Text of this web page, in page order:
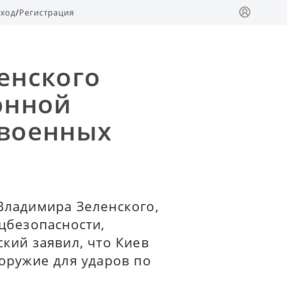
/Регистрация
Зеленского,
заявил, что Киев
для ударов по